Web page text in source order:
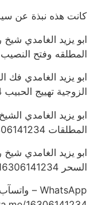
كانت هذه نبذة عن
ابو يزيد الغامدي
المطلقه وفتح النصيب 0016306141234
ابو يزيد الغامدي
الزوجية تهييج الحبيب 0016306141234
ابو يزيد الغامدي
المطلقات 0016306141234
ابو يزيد الغامدي
السحر 0016306141234
WhatsApp – واتسآب